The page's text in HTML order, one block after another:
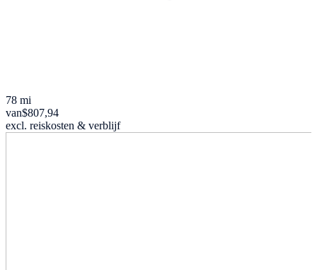
78 mi
van$807,94
excl. reiskosten & verblijf